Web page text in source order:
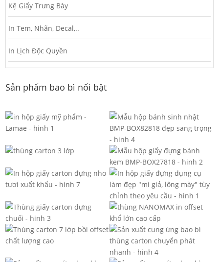
Kệ Giấy Trưng Bày
In Tem, Nhãn, Decal,..
In Lịch Độc Quyền
Sản phẩm bao bì nổi bật